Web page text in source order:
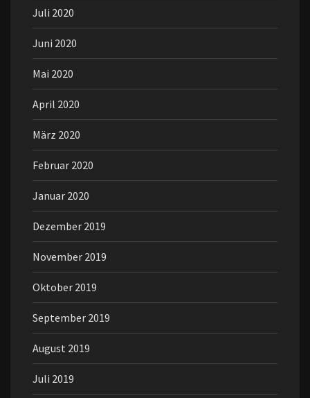
Juli 2020
Juni 2020
Mai 2020
April 2020
März 2020
Februar 2020
Januar 2020
Dezember 2019
November 2019
Oktober 2019
September 2019
August 2019
Juli 2019